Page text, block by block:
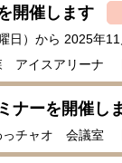
開催します
日）から 2025年
アイスアリーナ
ナーを開催し
チャオ 会議室